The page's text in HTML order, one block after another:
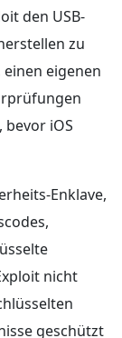
den USB-
zu
eigenen
iOS
Enklave,
nicht
geschützt